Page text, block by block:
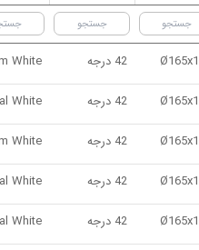
42 درجه
42 درجه
42 درجه
42 درجه
42 درجه